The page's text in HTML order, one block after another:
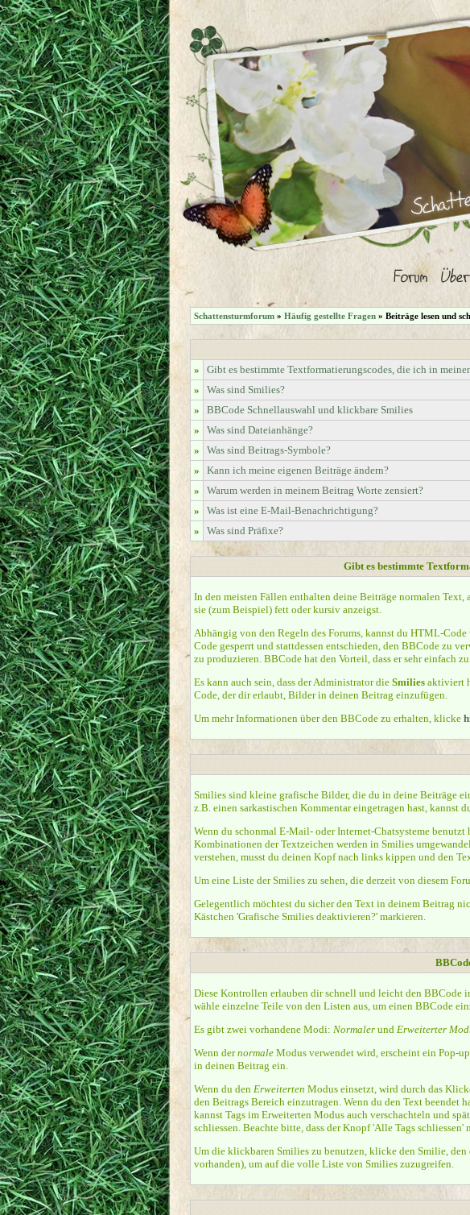
Schattensturmforum» Häufig gestellte Fragen» Beiträge lesen und
»
Gibt es bestimmte Textformatierungscodes, die ich in
»
Was sind Smilies?
»
BBCode Schnellauswahl und klickbare Smilies
»
Was sind Dateianhänge?
»
Was sind Beitrags-Symbole?
»
Kann ich meine eigenen Beiträge ändern?
»
Warum werden in meinem Beitrag Worte zensiert?
»
Was ist eine E-Mail-Benachrichtigung?
»
Was sind Präfixe?
Gibt es bestimmte
In den meisten Fällen enthalten deine Beiträge normalen
sie (zum Beispiel) fett oder kursiv anzeigst.
Abhängig von den Regeln des Forums, kannst du HTML-
Code gesperrt und stattdessen entschieden, den BBCode zu
zu produzieren. BBCode hat den Vorteil, dass er sehr einfach
Es kann auch sein, dass der Administrator die Smiliesaktiviert
Code, der dir erlaubt, Bilder in deinen Beitrag einzufügen.
Um mehr Informationen über den BBCode zu erhalten, klicke
Smilies sind kleine grafische Bilder, die du in deine Beiträge
z.B. einen sarkastischen Kommentar eingetragen hast, kannst
Wenn du schonmal E-Mail- oder Internet-Chatsysteme
Kombinationen der Textzeichen werden in Smilies
verstehen, musst du deinen Kopf nach links kippen und den
Um eine Liste der Smilies zu sehen, die derzeit von diesem
Gelegentlich möchtest du sicher den Text in deinem Beitrag
Kästchen 'Grafische Smilies deaktivieren?' markieren.
Diese Kontrollen erlauben dir schnell und leicht den BBCode
wähle einzelne Teile von den Listen aus, um einen BBCode
Es gibt zwei vorhandene Modi: Normalerund Erweiterter
Wenn dernormaleModus verwendet wird, erscheint ein Pop-
in deinen Beitrag ein.
Wenn du den Erweiterten Modus einsetzt, wird durch das
den Beitrags Bereich einzutragen. Wenn du den Text beendet
kannst Tags im Erweiterten Modus auch verschachteln und
schliessen. Beachte bitte, dass der Knopf 'Alle Tags
Um die klickbaren Smilies zu benutzen, klicke den Smilie,
vorhanden), um auf die volle Liste von Smilies zuzugreifen.